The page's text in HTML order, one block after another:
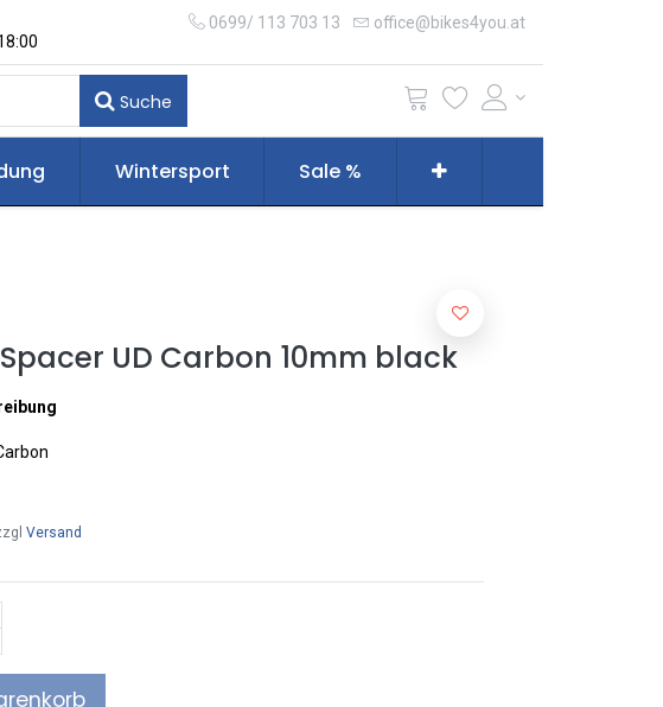
18:00
0699/ 113 703 13 office@bikes4you.at
Suche
Wintersport Sale %
UD Carbon 10mm black
Versand